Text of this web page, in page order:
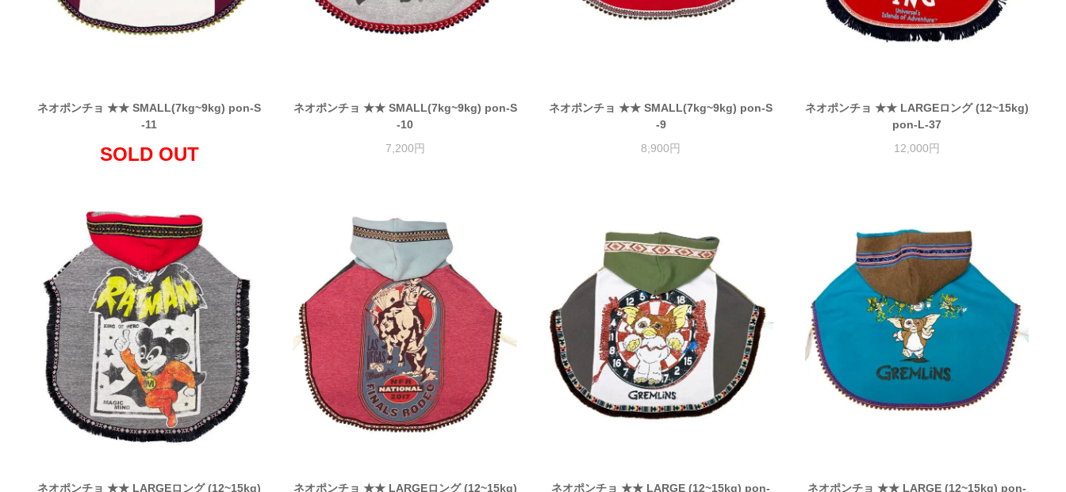
ネオポンチョ ★★ SMALL(7kg~9kg) pon-S
-11
SOLD OUT
ネオポンチョ ★★ SMALL(7kg~9kg) pon-S
-10
7,200円
ネオポンチョ ★★ SMALL(7kg~9kg) pon-S
-9
8,900円
ネオポンチョ ★★ LARGEロング (12~15kg)
pon-L-37
12,000円
ネオポンチョ ★★ LARGEロング (12~15kg) ネオポンチョ ★★ LARGEロング (12~15kg) ネオポンチョ ★★ LARGE (12~15kg) pon- ネオポンチョ ★★ LARGE (12~15kg) pon-